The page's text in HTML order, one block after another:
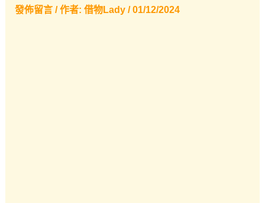
發佈留言/ 作者: 借物Lady/01/12/2024